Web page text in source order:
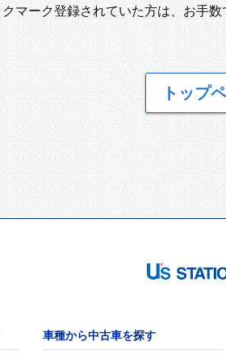
クマーク登録されていた方は、お手
トップ
車種から中古車を探す